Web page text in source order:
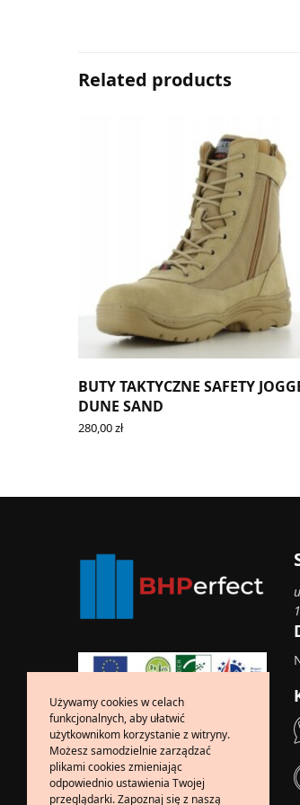
Related products
BUTY TAKTYCZNE SAFETY
DUNE SAND
280,00zł
Używamy cookies w celach
funkcjonalnych, aby ułatwić
użytkownikom korzystanie z witryny.
Możesz samodzielnie zarządzać
plikami cookies zmieniając
odpowiednio ustawienia Twojej
przeglądarki. Zapoznaj się z naszą